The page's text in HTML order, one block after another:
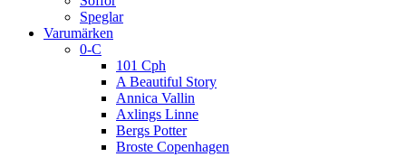
Speglar
Varumärken
0-C
101 Cph
A Beautiful Story
Annica Vallin
Axlings Linne
Bergs Potter
Broste Copenhagen